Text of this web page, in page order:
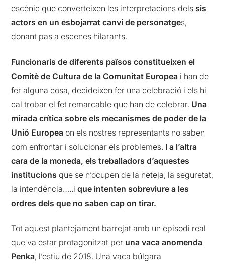
escènic que converteixen les interpretacions dels sis
actors en un esbojarrat canvi de personatges,
donant pas a escenes hilarants.
Funcionaris de diferents països constitueixen el
Comitè de Cultura de la Comunitat Europea i han de
fer alguna cosa, decideixen fer una celebració i els hi
cal trobar el fet remarcable que han de celebrar. Una
mirada crítica sobre els mecanismes de poder de la
Unió Europea on els nostres representants no saben
com enfrontar i solucionar els problemes. I a l’altra
cara de la moneda, els treballadors d’aquestes
institucions que se n’ocupen de la neteja, la seguretat,
la intendència…..ique intenten sobreviure a les
ordres dels que no saben cap on tirar.
Tot aquest plantejament barrejat amb un episodi real
que va estar protagonitzat per una vaca anomenda
Penka, l’estiu de 2018. Una vaca búlgara